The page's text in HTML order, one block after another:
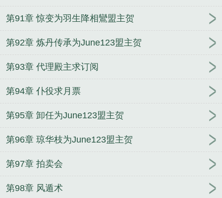
第91章 惊变为羽生降相鸞盟主贺
第92章 炼丹传承为June123盟主贺
第93章 代理殿主求订阅
第94章 仆役求月票
第95章 卸任为June123盟主贺
第96章 琼华枝为June123盟主贺
第97章 拍卖会
第98章 风遁术